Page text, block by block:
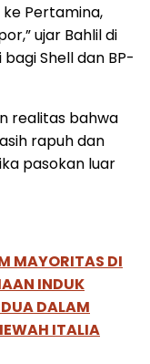
ke Pertamina,
ujar Bahlil di
Shell dan BP-
realitas bahwa
rapuh dan
pasokan luar
MAYORITAS DI
INDUK
DALAM
ITALIA